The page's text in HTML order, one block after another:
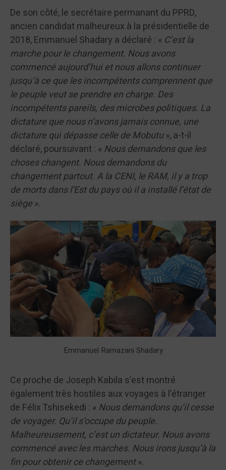
De son côté, le secrétaire permanant du PPRD,
ancien candidat malheureux à la présidentielle de
2018, Emmanuel Shadary a déclaré : « C’est la
marche pour le changement. Nous avons
commencé aujourd’hui et nous allons continuer
jusqu’à ce que les incompétents comprennent que
le peuple veut se prendre en charge. Des
incompétents pareils, des microbes politiques. La
dictature que nous n’avons jamais connue, une
dictature qui dépasse celle de Mobutu», a-t-il
déclaré, poursuivant : « Nous demandons que les
choses changent. Nous demandons du
changement partout. A la CENI, le RAM, il y a trop
de morts dans l’Est du pays où il a installé l’état de
siège».
Emmanuel Ramazani Shadary
Ce proche de Joseph Kabila s’est montré
également très hostiles aux voyages à l’étranger
de Félix Tshisekedi : « Nous demandons qu’il cesse
de voyager. Qu’il s’occupe du peuple.
Malheureusement, c’est un dictateur. Nous avons
commencé avec les marches. Nous irons jusqu’à la
fin pour obtenir ce changement».